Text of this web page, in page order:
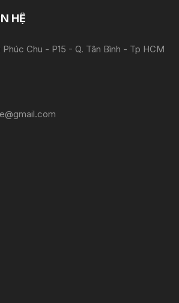
HỆ
Phúc Chu - P15 - Q. Tân Bình - Tp HCM